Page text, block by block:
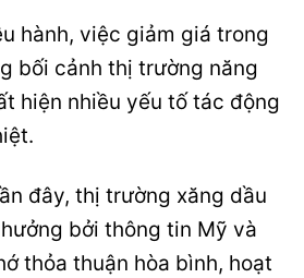
hành, việc giảm giá trong
bối cảnh thị trường năng
hiện nhiều yếu tố tác động
đây, thị trường xăng dầu
bởi thông tin Mỹ và
thỏa thuận hòa bình, hoạt